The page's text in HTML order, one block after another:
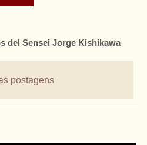
del Sensei Jorge Kishikawa
postagens